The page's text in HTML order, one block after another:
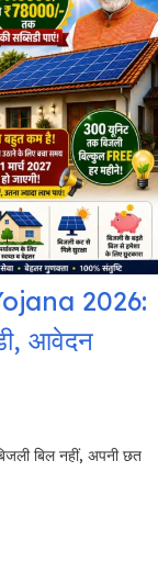
2026:
आवेदन
बिल नहीं, अपनी छत